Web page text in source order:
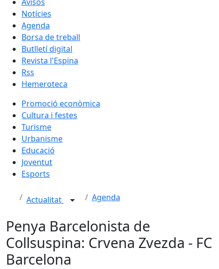
Notícies
Agenda
Borsa de treball
Butlletí digital
Revista l'Espina
Rss
Hemeroteca
Promoció econòmica
Cultura i festes
Turisme
Urbanisme
Educació
Joventut
Esports
Actualitat Agenda
Penya Barcelonista de
Collsuspina: Crvena Zvezda - FC
Barcelona